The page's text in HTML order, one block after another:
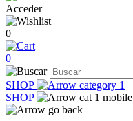
Acceder
0
0
SHOP
SHOP